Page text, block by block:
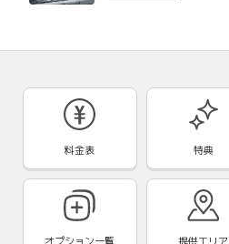
料金表 特典
オプション一覧 提供エリア